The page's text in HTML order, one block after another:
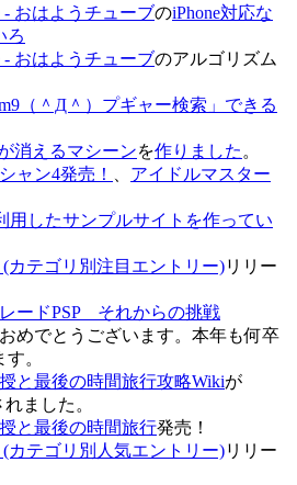
- おはようチューブのiPhone対応な
ろ
- おはようチューブのアルゴリズム
（＾Д＾）プギャー検索」できる
消えるマシーンを作りました 。
ャン4発売！
アイドルマスター
用したサンプルサイトを作ってい
カテゴリ別注目エントリー)リリー
ードPSP それからの挑戦
めでとうございます。本年も何卒
。
と最後の時間旅行攻略Wikiが
ました。
と最後の時間旅行発売！
カテゴリ別人気エントリー)リリー